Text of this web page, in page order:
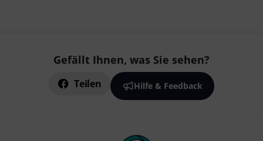
Gefällt Ihnen, was Sie sehen?
Teilen Hilfe & Feedback